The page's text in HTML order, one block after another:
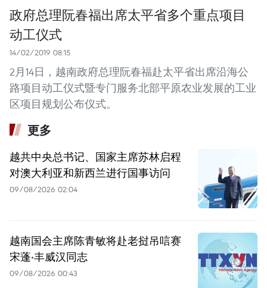
政府总理阮春福出席太平省多个重点项目
动工仪式
14/02/2019 08:15
2月14日，越南政府总理阮春福赴太平省出席沿海公
路项目动工仪式暨专门服务北部平原农业发展的工业
区项目规划公布仪式。
更多
越共中央总书记、国家主席苏林启程
对澳大利亚和新西兰进行国事访问
09/08/2026 02:04
越南国会主席陈青敏将赴老挝吊唁赛
宋蓬·丰威汉同志
09/08/2026 00:43